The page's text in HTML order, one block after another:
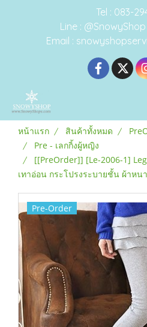
Tel : 083-
Line :
Email :
หน้าแรก สินค้าทั้งหมด
Pre - เลกกิ้งผู้หญิง
[[PreOrder]] [Le-2006-1]
เทาอ่อน กระโปรงระบายชั้น ผ้าหน
Pre-Order